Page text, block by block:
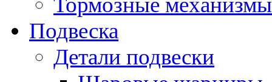
Подвеска
Детали подвески